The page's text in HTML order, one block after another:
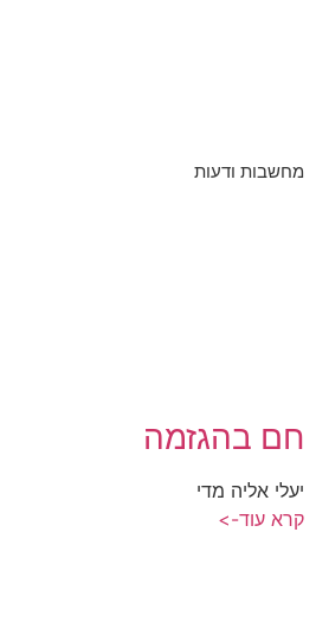
מחשבות ודעות
חם בהגזמה
יעלי אליה מדי
קרא עוד->